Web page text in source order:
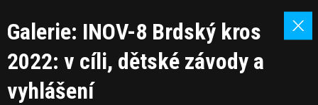
Galerie: INOV-8 Brdský kros
2022: v cíli, dětské závody a
vyhlášení